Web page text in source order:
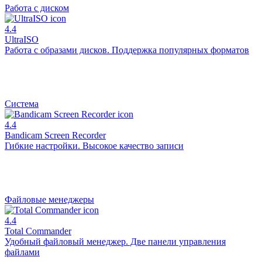
Работа с диском
4.4
UltraISO
Работа с образами дисков. Поддержка популярных форматов
Система
4.4
Bandicam Screen Recorder
Гибкие настройки. Высокое качество записи
Файловые менеджеры
4.4
Total Commander
Удобный файловый менеджер. Две панели управления
файлами